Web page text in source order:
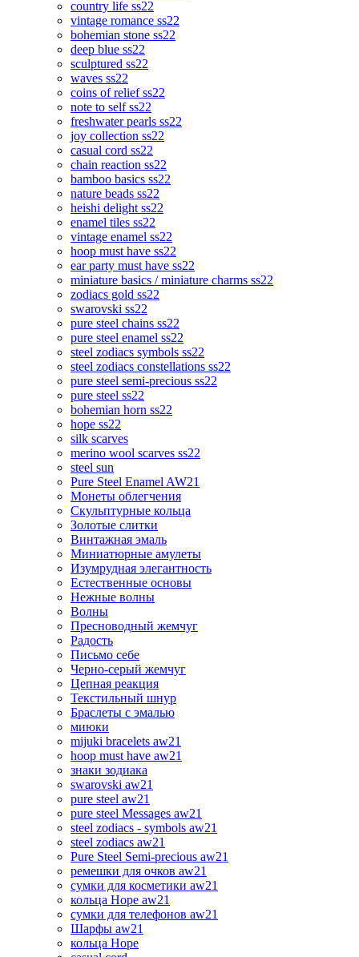
country life ss22
vintage romance ss22
bohemian stone ss22
deep blue ss22
sculptured ss22
waves ss22
coins of relief ss22
note to self ss22
freshwater pearls ss22
joy collection ss22
casual cord ss22
chain reaction ss22
bamboo basics ss22
nature beads ss22
heishi delight ss22
enamel tiles ss22
vintage enamel ss22
hoop must have ss22
ear party must have ss22
miniature basics / miniature charms ss22
zodiacs gold ss22
swarovski ss22
pure steel chains ss22
pure steel enamel ss22
steel zodiacs symbols ss22
steel zodiacs constellations ss22
pure steel semi-precious ss22
pure steel ss22
bohemian horn ss22
hope ss22
silk scarves
merino wool scarves ss22
steel sun
Pure Steel Enamel AW21
Монеты облегчения
Скульптурные кольца
Золотые слитки
Винтажная эмаль
Миниатюрные амулеты
Изумрудная элегантность
Естественные основы
Нежные волны
Волны
Пресноводный жемчуг
Радость
Письмо себе
Черно-серый жемчуг
Цепная реакция
Текстильный шнур
Браслеты с эмалью
миюки
mijuki bracelets aw21
hoop must have aw21
знаки зодиака
swarovski aw21
pure steel aw21
pure steel Messages aw21
steel zodiacs - symbols aw21
steel zodiacs aw21
Pure Steel Semi-precious aw21
ремешки для очков aw21
сумки для косметики aw21
кольца Hope aw21
сумки для телефонов aw21
Шарфы aw21
кольца Hope